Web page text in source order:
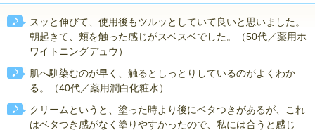
スッと伸びて、使用後もツルッとしていて良いと思いました。
朝起きて、頬を触った感じがスベスベでした。（50代／薬用ホ
ワイトニングデュウ）
肌へ馴染むのが早く、触るとしっとりしているのがよくわか
る。（40代／薬用潤白化粧水）
クリームというと、塗った時より後にベタつきがあるが、これ
はベタつき感がなく塗りやすかったので、私には合うと感じ